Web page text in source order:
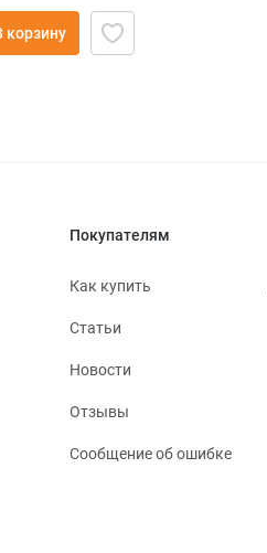
корзину
Покупателям
Как купить
Статьи
Новости
Отзывы
Сообщение об ошибке